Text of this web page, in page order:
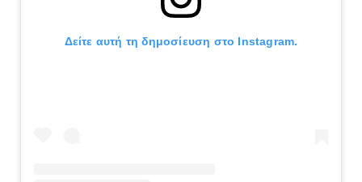
Δείτε αυτή τη δημοσίευση στο Instagram.